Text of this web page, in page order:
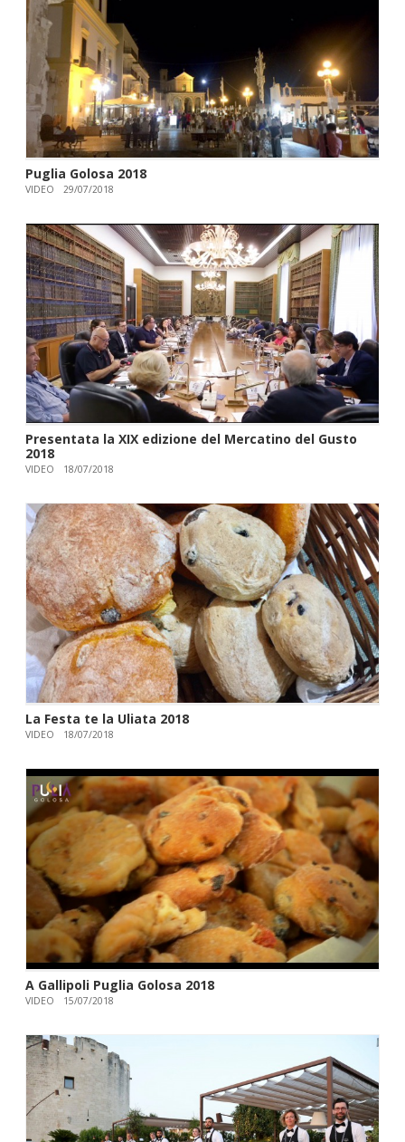
Puglia Golosa 2018
VIDEO 29/07/2018
Presentata la XIX edizione del Mercatino del Gusto
2018
VIDEO 18/07/2018
La Festa te la Uliata 2018
VIDEO 18/07/2018
A Gallipoli Puglia Golosa 2018
VIDEO 15/07/2018